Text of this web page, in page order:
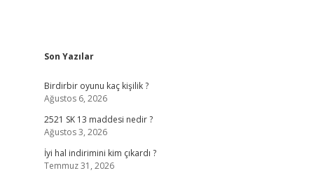
Sidebar
Son Yazılar
Birdirbir oyunu kaç kişilik ?
Ağustos 6, 2026
2521 SK 13 maddesi nedir ?
Ağustos 3, 2026
İyi hal indirimini kim çıkardı ?
Temmuz 31, 2026